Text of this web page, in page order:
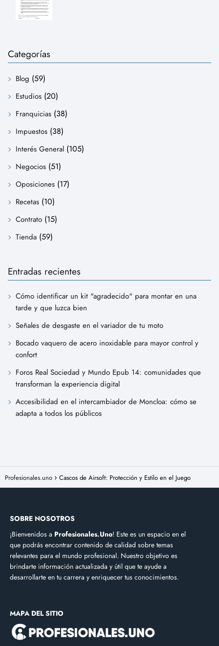
Categorías
Blog (59)
Estudios (20)
Franquicias (38)
Impuestos (38)
Interés General (105)
Negocios (51)
Oposiciones (17)
Recetas (10)
Contrato (15)
Tienda (59)
Entradas recientes
Cómo identificar un kit "agradecido" para montar en una
tarde y que luzca bien
Señales de desgaste en el variador de tu moto
Bocado vaquero de acero inoxidable para mayor control y
confort
Foros Real Sociedad y Mundo Epub 14: comunidades que
transforman la experiencia digital
Accesibilidad en el intercambiador de Moncloa: cómo se
adapta a todos los públicos
Profesionales.uno Cascos de Airsoft: Protección y Estilo en el Juego
SOBRE NOSOTROS
¡Bienvenidos a Profesionales.Uno! Este es un espacio en el
que podrás encontrar contenido de calidad sobre temas
relevantes para el mundo profesional. Nuestro objetivo es
brindarte información actualizada y útil que te ayude a
desarrollarte en tu carrera y enriquecer tus conocimientos.
MAPA DEL SITIO